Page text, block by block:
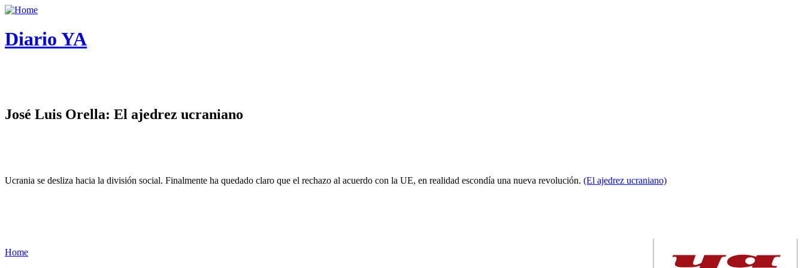
Diario YA
José Luis Orella: El ajedrez ucraniano
Ucrania se desliza hacia la división social. Finalmente ha quedado claro que el rechazo al acuerdo con la UE, en realidad escondía una nueva revolución. (El ajedrez ucraniano)
Home